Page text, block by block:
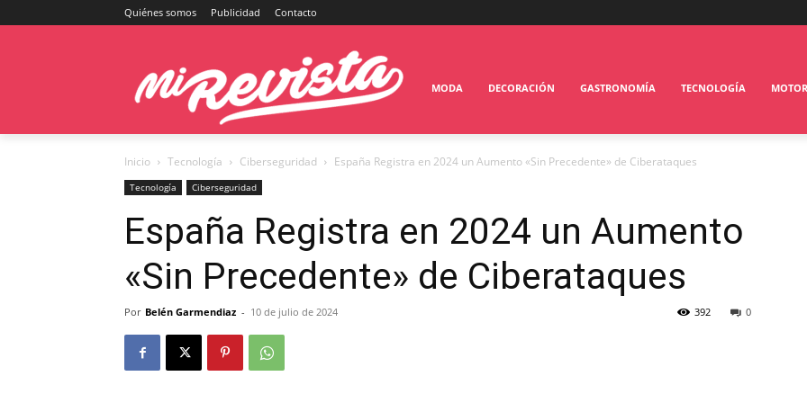
Quiénes somos Publicidad Contacto
MODA DECORACIÓN GASTRONOMÍA TECNOLOGÍA MOTOR
Inicio Tecnología Ciberseguridad España Registra en 2024 un Aumento «Sin Precedente» de Ciberataques
Tecnología Ciberseguridad
España Registra en 2024 un Aumento
«Sin Precedente» de Ciberataques
Por Belén Garmendiaz - 10 de julio de 2024 0
392